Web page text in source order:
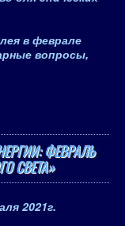
в феврале
вопросы,
ФЕВРАЛЬ
СВЕТА»
2021г.